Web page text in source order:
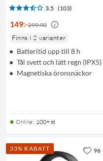
3.5 (103)
149:-299:90
Finns i 2 varianter
Batteritid upp till 8 h
Tål svett och lätt regn (IPX5)
Magnetiska öronsnäckor
Online: 100+ st
33% RABATT 96